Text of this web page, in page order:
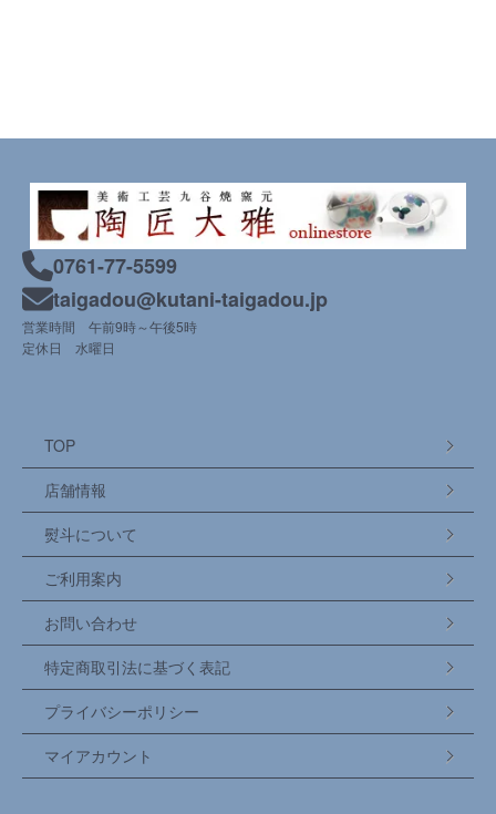
0761-77-5599
taigadou@kutani-taigadou.jp
営業時間 午前9時～午後5時
定休日 水曜日
TOP
店舗情報
熨斗について
ご利用案内
お問い合わせ
特定商取引法に基づく表記
プライバシーポリシー
マイアカウント